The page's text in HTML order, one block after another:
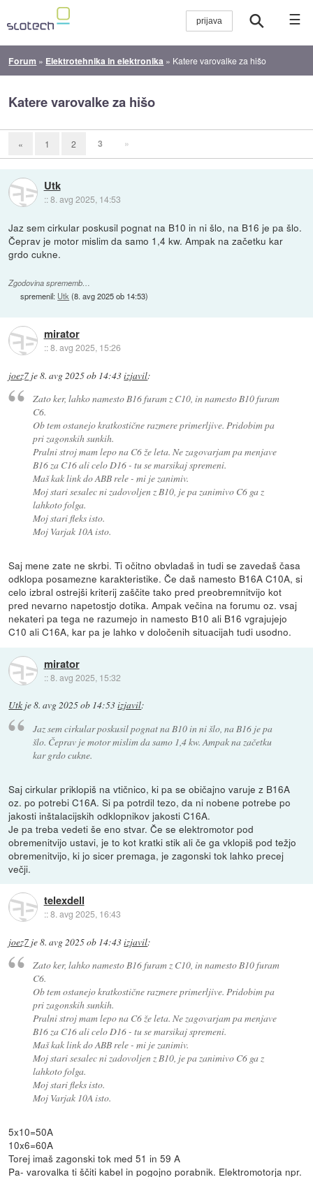
☰
Forum » Elektrotehnika in elektronika » Katere varovalke za hišo
Katere varovalke za hišo
« 1 2 3 »
Utk
::8. avg 2025, 14:53
Jaz sem cirkular poskusil pognat na B10 in ni šlo, na B16 je pa šlo.
Čeprav je motor mislim da samo 1,4 kw. Ampak na začetku kar
grdo cukne.
Zgodovina sprememb…
spremenil: Utk (8. avg 2025 ob 14:53)
mirator
::8. avg 2025, 15:26
joez7 je8. avg 2025 ob 14:43izjavil:
Zato ker, lahko namesto B16 furam z C10, in namesto B10 furam
C6.
Ob tem ostanejo kratkostične razmere primerljive. Pridobim pa
pri zagonskih sunkih.
Pralni stroj mam lepo na C6 že leta. Ne zagovarjam pa menjave
B16 za C16 ali celo D16 - tu se marsikaj spremeni.
Maš kak link do ABB rele - mi je zanimiv.
Moj stari sesalec ni zadovoljen z B10, je pa zanimivo C6 ga z
lahkoto folga.
Moj stari fleks isto.
Moj Varjak 10A isto.
Saj mene zate ne skrbi. Ti očitno obvladaš in tudi se zavedaš časa
odklopa posamezne karakteristike. Če daš namesto B16A C10A, si
celo izbral ostrejši kriterij zaščite tako pred preobremnitvijo kot
pred nevarno napetostjo dotika. Ampak večina na forumu oz. vsaj
nekateri pa tega ne razumejo in namesto B10 ali B16 vgrajujejo
C10 ali C16A, kar pa je lahko v določenih situacijah tudi usodno.
mirator
::8. avg 2025, 15:32
Utk je8. avg 2025 ob 14:53izjavil:
Jaz sem cirkular poskusil pognat na B10 in ni šlo, na B16 je pa
šlo. Čeprav je motor mislim da samo 1,4 kw. Ampak na začetku
kar grdo cukne.
Saj cirkular priklopiš na vtičnico, ki pa se običajno varuje z B16A
oz. po potrebi C16A. Si pa potrdil tezo, da ni nobene potrebe po
jakosti inštalacijskih odklopnikov jakosti C16A.
Je pa treba vedeti še eno stvar. Če se elektromotor pod
obremenitvijo ustavi, je to kot kratki stik ali če ga vklopiš pod težjo
obremenitvijo, ki jo sicer premaga, je zagonski tok lahko precej
večji.
telexdell
::8. avg 2025, 16:43
joez7 je8. avg 2025 ob 14:43izjavil:
Zato ker, lahko namesto B16 furam z C10, in namesto B10 furam
C6.
Ob tem ostanejo kratkostične razmere primerljive. Pridobim pa
pri zagonskih sunkih.
Pralni stroj mam lepo na C6 že leta. Ne zagovarjam pa menjave
B16 za C16 ali celo D16 - tu se marsikaj spremeni.
Maš kak link do ABB rele - mi je zanimiv.
Moj stari sesalec ni zadovoljen z B10, je pa zanimivo C6 ga z
lahkoto folga.
Moj stari fleks isto.
Moj Varjak 10A isto.
5x10=50A
10x6=60A
Torej imaš zagonski tok med 51 in 59 A
Pa- varovalka ti ščiti kabel in pogojno porabnik. Elektromotorja npr.